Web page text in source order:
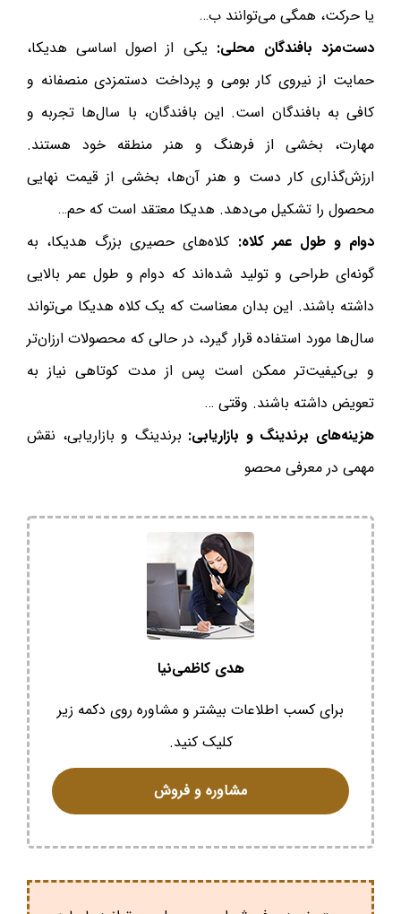
یا حرکت، همگی می‌توانند ب…
دست‌مزد بافندگان محلی: یکی از اصول اساسی هدیکا،
حمایت از نیروی کار بومی و پرداخت دستمزدی منصفانه و
کافی به بافندگان است. این بافندگان، با سال‌ها تجربه و
مهارت، بخشی از فرهنگ و هنر منطقه خود هستند.
ارزش‌گذاری کار دست و هنر آن‌ها، بخشی از قیمت نهایی
محصول را تشکیل می‌دهد. هدیکا معتقد است که حم…
دوام و طول عمر کلاه: کلاه‌های حصیری بزرگ هدیکا، به
گونه‌ای طراحی و تولید شده‌اند که دوام و طول عمر بالایی
داشته باشند. این بدان معناست که یک کلاه هدیکا می‌تواند
سال‌ها مورد استفاده قرار گیرد، در حالی که محصولات ارزان‌تر
و بی‌کیفیت‌تر ممکن است پس از مدت کوتاهی نیاز به
تعویض داشته باشند. وقتی …
هزینه‌های برندینگ و بازاریابی: برندینگ و بازاریابی، نقش
مهمی در معرفی محصو
هدی کاظمی‌نیا
برای کسب اطلاعات بیشتر و مشاوره روی دکمه زیر
کلیک کنید.
مشاوره و فروش